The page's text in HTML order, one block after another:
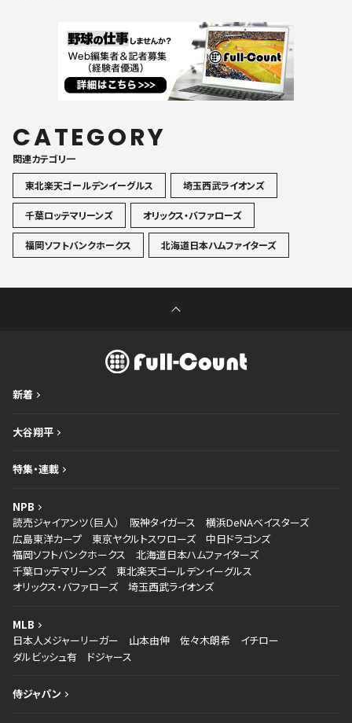
CATEGORY
関連カテゴリ一
東北楽天ゴールデンイーグルス
埼玉西武ライオンズ
千葉ロッテマリーンズ オリックス・バファローズ
福岡ソフトバンクホークス 北海道日本ハムファイターズ
新着
大谷翔平
特集・連載
NPB
読売ジャイアンツ（巨人）
阪神タイガース
横浜DeNAベイスターズ
広島東洋カープ
東京ヤクルトスワローズ
中日ドラゴンズ
福岡ソフトバンクホークス
北海道日本ハムファイターズ
千葉ロッテマリーンズ
東北楽天ゴールデンイーグルス
オリックス・バファローズ
埼玉西武ライオンズ
MLB
日本人メジャーリーガー
山本由伸 佐々木朗希
イチロー
ダルビッシュ有
ドジャース
侍ジャパン